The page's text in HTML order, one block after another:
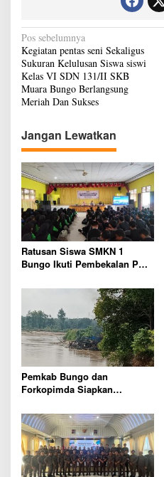
m
u
t
H
a
h
a
y
a
n
g
k
a
r
a
K
7
9
N
a
v
i
a
s
i
p
o
s
Pos sebelumnya
Kegiatan pentas seni Sekaligus
Sukuran Kelulusan Siswa siswi
Kelas VI SDN 131/II SKB
Muara Bungo Berlangsung
Meriah Dan Sukses
Jangan Lewatkan
Ratusan Siswa SMKN 1
Bungo Ikuti Pembekalan PKL,
Pemkab Bungo dan
Forkopimda Siapkan
Warga Harap Ada Perhatian
Dari Panglima TNI dan Mabes
polri Pusat